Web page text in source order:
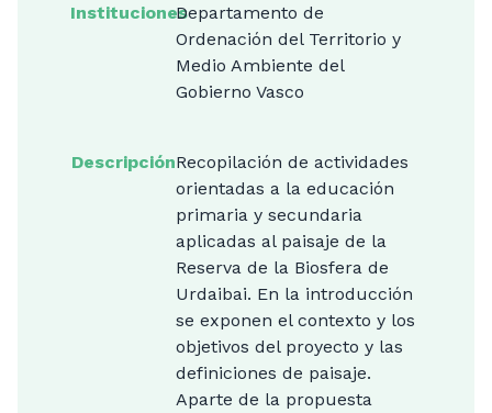
InstitucionesDepartamento de
Ordenación del Territorio y
Medio Ambiente del
Gobierno Vasco
DescripciónRecopilación de actividades
orientadas a la educación
primaria y secundaria
aplicadas al paisaje de la
Reserva de la Biosfera de
Urdaibai. En la introducción
se exponen el contexto y los
objetivos del proyecto y las
definiciones de paisaje.
Aparte de la propuesta